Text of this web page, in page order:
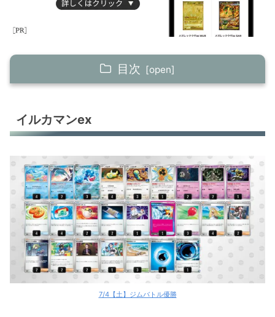
目次
メガドラミドロex
メガオーダイルex
メガシャンデラex
メガユキノオーex
ブルンゲルex
メガライボルトex
ドラパルトex
イルカマンex
7/4【土】ジムバトル優勝